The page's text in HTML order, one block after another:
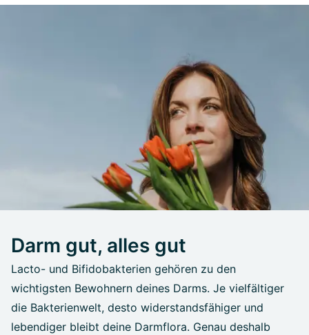
Darm gut, alles gut
Lacto- und Bifidobakterien gehören zu den
wichtigsten Bewohnern deines Darms. Je vielfältiger
die Bakterienwelt, desto widerstandsfähiger und
lebendiger bleibt deine Darmflora. Genau deshalb